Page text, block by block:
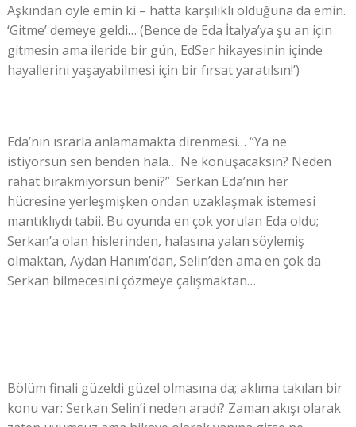
Aşkından öyle emin ki – hatta karşılıklı olduğuna da emin.
‘Gitme’ demeye geldi… (Bence de Eda İtalya’ya şu an için
gitmesin ama ileride bir gün, EdSer hikayesinin içinde
hayallerini yaşayabilmesi için bir fırsat yaratılsın!’)
Eda’nın ısrarla anlamamakta direnmesi… “Ya ne
istiyorsun sen benden hala… Ne konuşacaksın? Neden
rahat bırakmıyorsun beni?” Serkan Eda’nın her
hücresine yerleşmişken ondan uzaklaşmak istemesi
mantıklıydı tabii. Bu oyunda en çok yorulan Eda oldu;
Serkan’a olan hislerinden, halasına yalan söylemiş
olmaktan, Aydan Hanım’dan, Selin’den ama en çok da
Serkan bilmecesini çözmeye çalışmaktan…
Bölüm finali güzeldi güzel olmasına da; aklıma takılan bir
konu var: Serkan Selin’i neden aradı? Zaman akışı olarak